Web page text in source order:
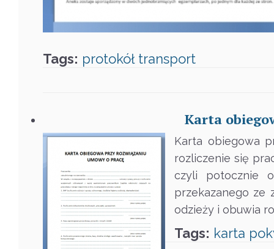
Tags: protokół transport
Karta
Karta obiegowa
rozliczenie się
czyli potocznie
przekazanego ze
odzieży i obuwia
Tags: karta